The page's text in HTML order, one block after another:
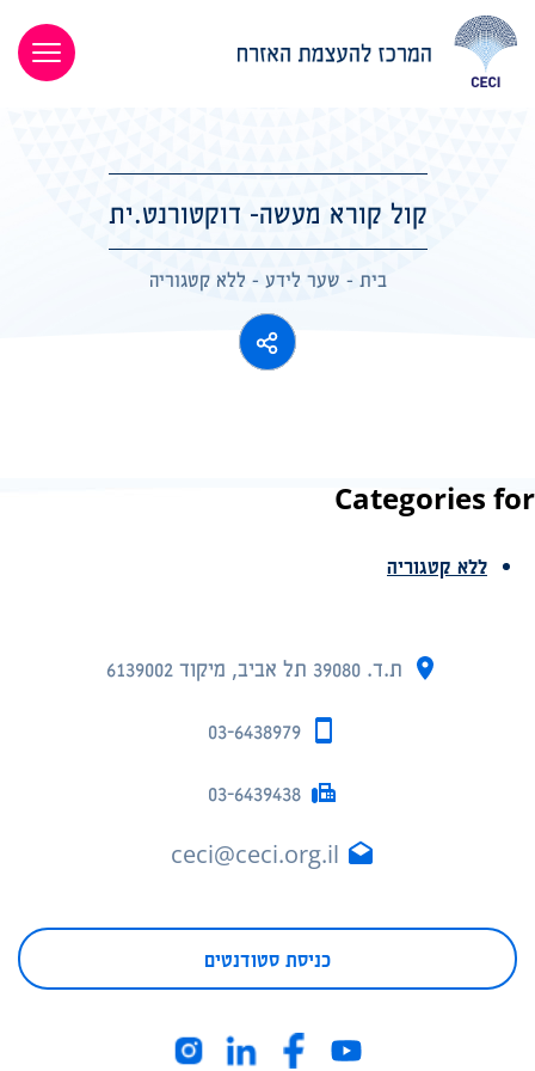
קול קורא מעשה- דוקטורנט.ית
בית - שער לידע - ללא קטגוריה
Categories for
ללא קטגוריה
ת.ד. 39080 תל אביב, מיקוד 6139002
03-6438979
03-6439438
ceci@ceci.org.il
כניסת סטודנטים